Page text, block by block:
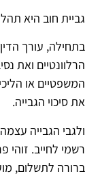
גביית חוב היא
בתחילה, עורך
הרלוונטיים ואת
המשפטיים או
את סיכוי הגבייה.
ולגבי הגבייה
רשמי לחייב. זוהי
ברורה לתשלום,